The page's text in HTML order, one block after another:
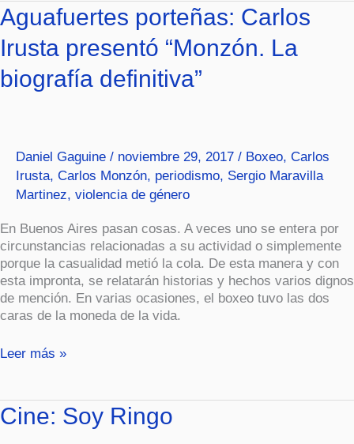
Aguafuertes porteñas: Carlos
Irusta presentó “Monzón. La
biografía definitiva”
Daniel Gaguine / noviembre 29, 2017 / Boxeo, Carlos
Irusta, Carlos Monzón, periodismo, Sergio Maravilla
Martinez, violencia de género
En Buenos Aires pasan cosas. A veces uno se entera por
circunstancias relacionadas a su actividad o simplemente
porque la casualidad metió la cola. De esta manera y con
esta impronta, se relatarán historias y hechos varios dignos
de mención. En varias ocasiones, el boxeo tuvo las dos
caras de la moneda de la vida.
Aguafuertes
porteñas:
Carlos
Irusta
presentó
“Monzón.
definitiva”
Leer más »
Cine: Soy Ringo
Cine:
Soy